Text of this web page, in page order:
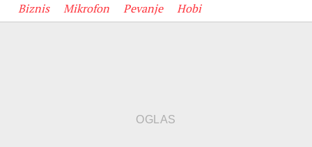
Biznis
Mikrofon Pevanje Hobi